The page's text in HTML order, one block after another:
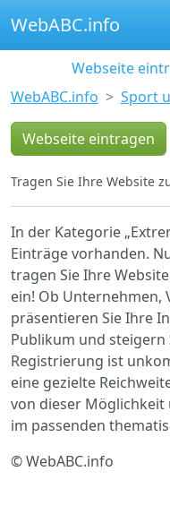
WebABC.info
Webseite
WebABC.info
Sport
Webseite eintragen
Tragen Sie Ihre Website
In der Kategorie
Einträge vorhanden.
tragen Sie Ihre
ein! Ob
präsentieren Sie Ihre
Publikum und steigern
Registrierung ist
eine gezielte
von dieser Möglichkeit
im passenden
© WebABC.info